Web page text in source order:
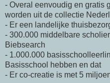
- Overal eenvoudig en gratis
worden uit de collectie
- Er een landelijke
- 300.000 middelbare
Biebsearch
- 1.000.000
Basisschool hebben en dat
- Er co-creatie is met 5